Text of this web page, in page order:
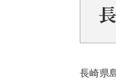
長崎県